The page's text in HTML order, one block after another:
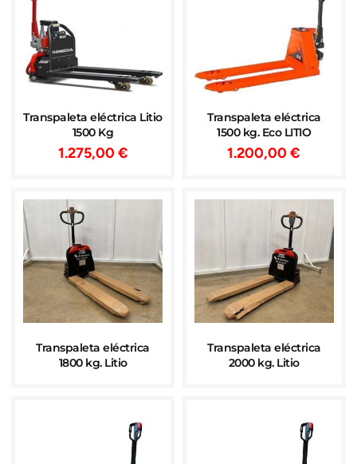
Transpaleta eléctrica Litio
1500 Kg
1.275,00 €
Transpaleta eléctrica
1500 kg. Eco LITIO
1.200,00€
Transpaleta eléctrica
1800 kg. Litio
Transpaleta eléctrica
2000 kg. Litio